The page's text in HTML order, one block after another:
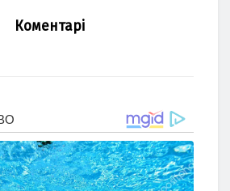
Коментарі